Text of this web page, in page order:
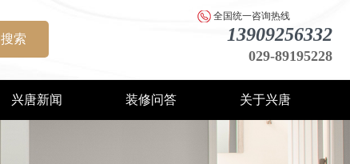
搜索
全国统一咨询热线
13909256332
029-89195228
兴唐新闻 装修问答 关于兴唐